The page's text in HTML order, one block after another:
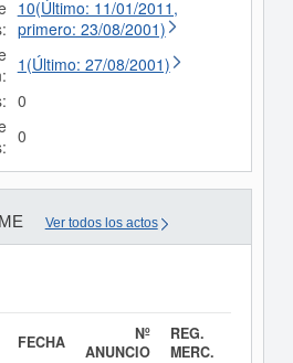
10(Último: 11/01/2011,
primero: 23/08/2001)
1(Último: 27/08/2001)
0
0
Ver todos los actos
FECHA
Nº
ANUNCIO
REG.
MERC.